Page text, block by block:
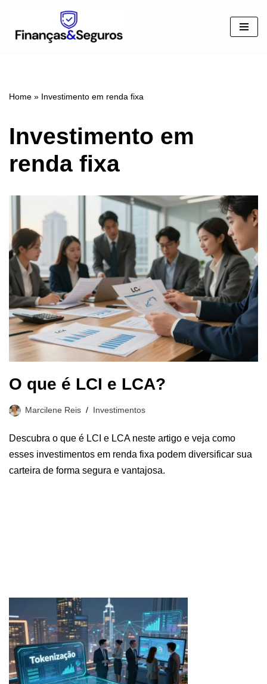
Pular
Home » Investimento em renda fixa
Investimento em
renda fixa
O que é LCI e LCA?
Marcilene Reis Investimentos
Descubra o que é LCI e LCA neste artigo e veja como
esses investimentos em renda fixa podem diversificar sua
carteira de forma segura e vantajosa.